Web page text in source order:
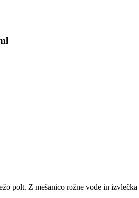
polt. Z mešanico rožne vode in